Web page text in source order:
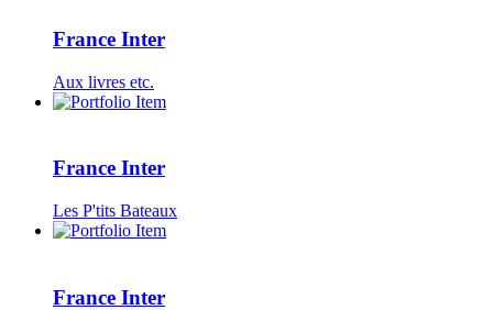
France Inter
Aux livres etc.
France Inter
Les P'tits Bateaux
France Inter